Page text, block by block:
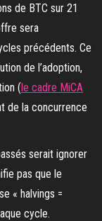
de BTC sur 21
sera
précédents. Ce
de l’adoption,
(le cadre MiCA
de la concurrence
serait ignorer
pas que le
« halvings =
cycle.